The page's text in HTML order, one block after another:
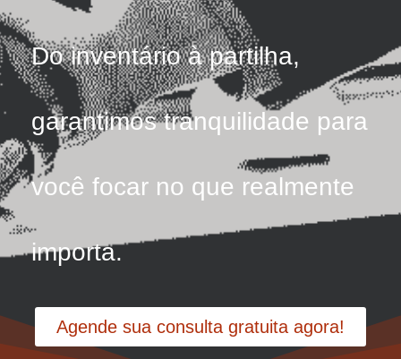
Do inventário à partilha,
garantimos tranquilidade para
você focar no que realmente
importa.
Agende sua consulta gratuita agora!